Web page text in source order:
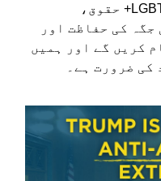
افراد تولیدی آزادیوں، LGBTQ+ حقوق،
کی حفاظت اور
کریں گے اور ہمیں
کی ضرورت ہے۔